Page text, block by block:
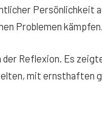
Problemen kämpfen.
Reflexion. Es
mit ernsthaften